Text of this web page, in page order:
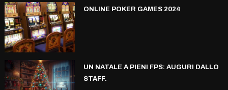
ONLINE POKER GAMES 2024
UN NATALE A PIENI FPS: AUGURI DALLO
STAFF.